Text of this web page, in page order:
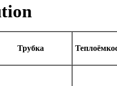
Трубка